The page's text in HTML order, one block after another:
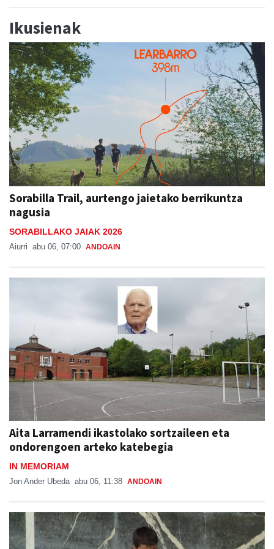
Ikusienak
Sorabilla Trail, aurtengo jaietako berrikuntza
nagusia
SORABILLAKO JAIAK 2026
Aiurri abu 06, 07:00 ANDOAIN
Aita Larramendi ikastolako sortzaileen eta
ondorengoen arteko katebegia
IN MEMORIAM
Jon Ander Ubeda abu 06, 11:38 ANDOAIN